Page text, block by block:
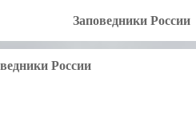
Заповедники России
России